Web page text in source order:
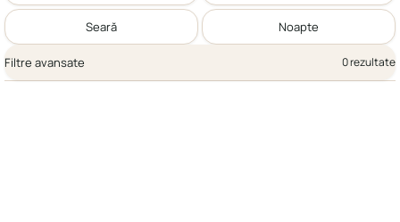
Seară Noapte
Filtre avansate 0 rezultate